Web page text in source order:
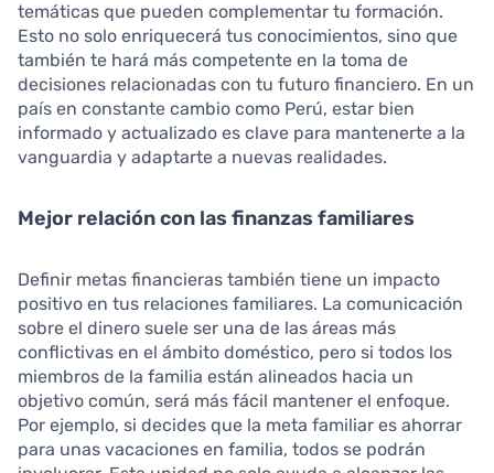
temáticas que pueden complementar tu formación.
Esto no solo enriquecerá tus conocimientos, sino que
también te hará más competente en la toma de
decisiones relacionadas con tu futuro financiero. En un
país en constante cambio como Perú, estar bien
informado y actualizado es clave para mantenerte a la
vanguardia y adaptarte a nuevas realidades.
Mejor relación con las finanzas familiares
Definir metas financieras también tiene un impacto
positivo en tus relaciones familiares. La comunicación
sobre el dinero suele ser una de las áreas más
conflictivas en el ámbito doméstico, pero si todos los
miembros de la familia están alineados hacia un
objetivo común, será más fácil mantener el enfoque.
Por ejemplo, si decides que la meta familiar es ahorrar
para unas vacaciones en familia, todos se podrán